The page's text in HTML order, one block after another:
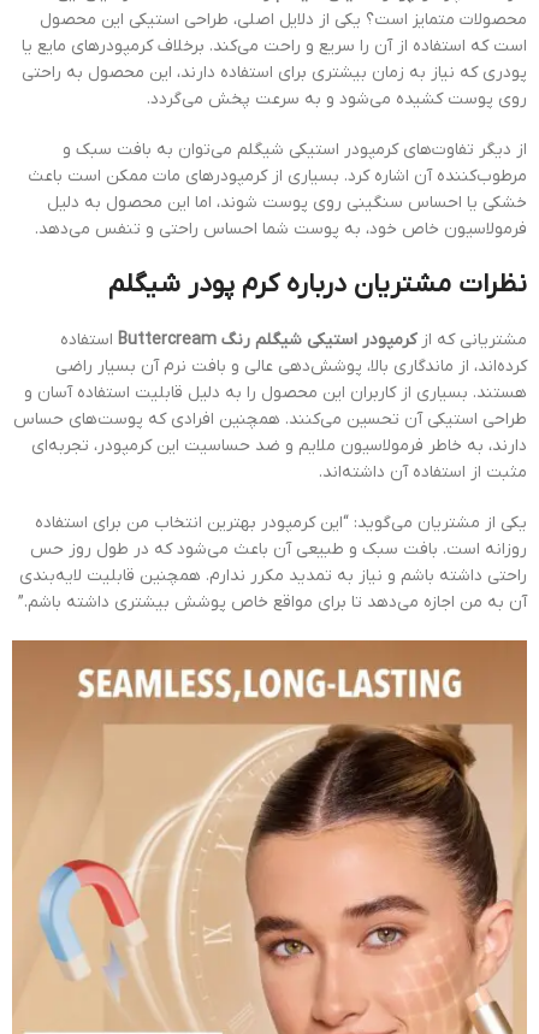
محصولات متمایز است؟ یکی از دلایل اصلی، طراحی استیکی این محصول
است که استفاده از آن را سریع و راحت می‌کند. برخلاف کرمپودرهای مایع یا
پودری که نیاز به زمان بیشتری برای استفاده دارند، این محصول به راحتی
روی پوست کشیده می‌شود و به سرعت پخش می‌گردد.
از دیگر تفاوت‌های کرمپودر استیکی شیگلم می‌توان به بافت سبک و
مرطوب‌کننده آن اشاره کرد. بسیاری از کرمپودرهای مات ممکن است باعث
خشکی یا احساس سنگینی روی پوست شوند، اما این محصول به دلیل
فرمولاسیون خاص خود، به پوست شما احساس راحتی و تنفس می‌دهد.
نظرات مشتریان درباره کرم پودر شیگلم
مشتریانی که ازکرمپودر استیکی شیگلم رنگ Buttercream
استفاده
کرده‌اند، از ماندگاری بالا، پوشش‌دهی عالی و بافت نرم آن بسیار راضی
هستند. بسیاری از کاربران این محصول را به دلیل قابلیت استفاده آسان و
طراحی استیکی آن تحسین می‌کنند. همچنین افرادی که پوست‌های حساس
دارند، به خاطر فرمولاسیون ملایم و ضد حساسیت این کرمپودر، تجربه‌ای
مثبت از استفاده آن داشته‌اند.
یکی از مشتریان می‌گوید: “این کرمپودر بهترین انتخاب من برای استفاده
روزانه است. بافت سبک و طبیعی آن باعث می‌شود که در طول روز حس
راحتی داشته باشم و نیاز به تمدید مکرر ندارم. همچنین قابلیت لایه‌بندی
آن به من اجازه می‌دهد تا برای مواقع خاص پوشش بیشتری داشته باشم.”